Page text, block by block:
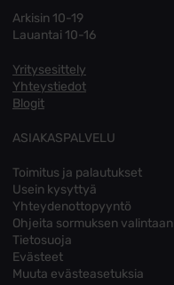
Arkisin 10-19
Lauantai 10-16
Yritysesittely
Yhteystiedot
Blogit
ASIAKASPALVELU
Toimitus ja palautukset
Usein kysyttyä
Yhteydenottopyyntö
Ohjeita sormuksen valintaan
Tietosuoja
Evästeet
Muuta evästeasetuksia